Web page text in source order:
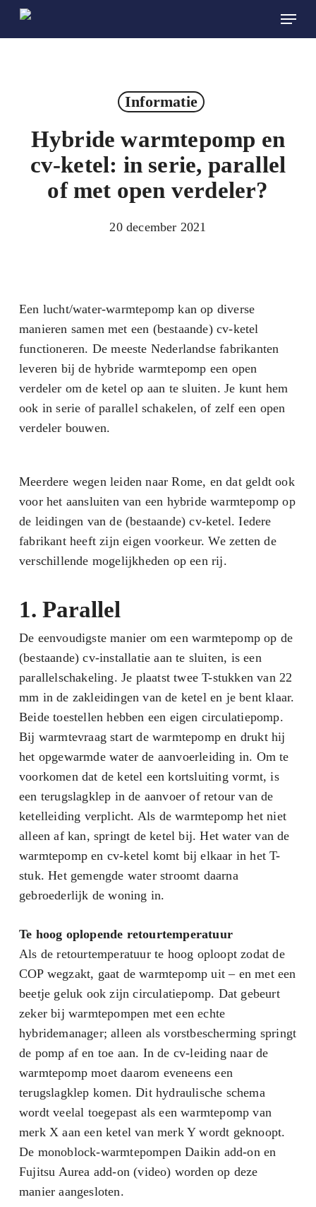
Skip
Menu
Informatie
Hybride warmtepomp en
cv-ketel: in serie, parallel
of met open verdeler?
20 december 2021
Een lucht/water-warmtepomp kan op diverse
manieren samen met een (bestaande) cv-ketel
functioneren. De meeste Nederlandse fabrikanten
leveren bij de hybride warmtepomp een open
verdeler om de ketel op aan te sluiten. Je kunt hem
ook in serie of parallel schakelen, of zelf een open
verdeler bouwen.
Meerdere wegen leiden naar Rome, en dat geldt ook
voor het aansluiten van een hybride warmtepomp op
de leidingen van de (bestaande) cv-ketel. Iedere
fabrikant heeft zijn eigen voorkeur. We zetten de
verschillende mogelijkheden op een rij.
1. Parallel
De eenvoudigste manier om een warmtepomp op de
(bestaande) cv-installatie aan te sluiten, is een
parallelschakeling. Je plaatst twee T-stukken van 22
mm in de zakleidingen van de ketel en je bent klaar.
Beide toestellen hebben een eigen circulatiepomp.
Bij warmtevraag start de warmtepomp en drukt hij
het opgewarmde water de aanvoerleiding in. Om te
voorkomen dat de ketel een kortsluiting vormt, is
een terugslagklep in de aanvoer of retour van de
ketelleiding verplicht. Als de warmtepomp het niet
alleen af kan, springt de ketel bij. Het water van de
warmtepomp en cv-ketel komt bij elkaar in het T-
stuk. Het gemengde water stroomt daarna
gebroederlijk de woning in.
Te hoog oplopende retourtemperatuur
Als de retourtemperatuur te hoog oploopt zodat de
COP wegzakt, gaat de warmtepomp uit – en met een
beetje geluk ook zijn circulatiepomp. Dat gebeurt
zeker bij warmtepompen met een echte
hybridemanager; alleen als vorstbescherming springt
de pomp af en toe aan. In de cv-leiding naar de
warmtepomp moet daarom eveneens een
terugslagklep komen. Dit hydraulische schema
wordt veelal toegepast als een warmtepomp van
merk X aan een ketel van merk Y wordt geknoopt.
De monoblock-warmtepompen Daikin add-on en
Fujitsu Aurea add-on (video) worden op deze
manier aangesloten.